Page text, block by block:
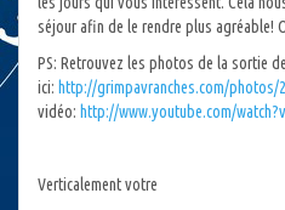
séjour afin de le rendre plus agréable!
PS: Retrouvez les photos de la sortie
ici: http://grimpavranches.com/photos/
vidéo: http://www.youtube.com/
Verticalement votre